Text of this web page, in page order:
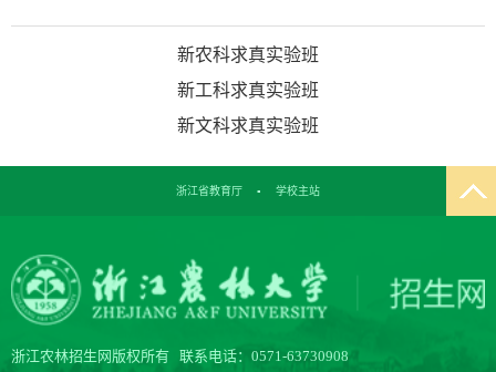
新农科求真实验班
新工科求真实验班
新文科求真实验班
浙江省教育厅 ▪ 学校主站
浙江农林招生网版权所有 联系电话：0571-63730908